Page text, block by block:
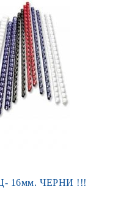
16мм. ЧЕРНИ !!!